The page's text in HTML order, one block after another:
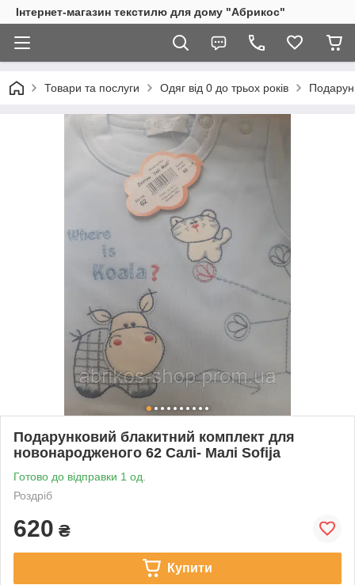
Інтернет-магазин текстилю для дому "Абрикос"
Товари та послуги Одяг від 0 до трьох років
Подарунковий блакитний комплект для
новонародженого 62 Салі- Малі Sofija
Готово до відправки 1 од.
Роздріб
620 ₴
Купити